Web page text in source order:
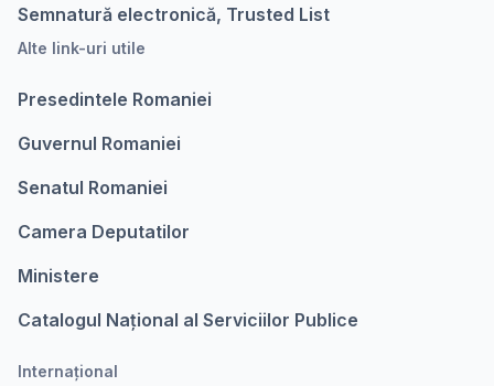
Semnatură electronică, Trusted List
Alte link-uri utile
Presedintele Romaniei
Guvernul Romaniei
Senatul Romaniei
Camera Deputatilor
Ministere
Catalogul Național al Serviciilor Publice
Internațional